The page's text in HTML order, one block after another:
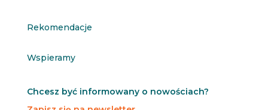
Rekomendacje
Wspieramy
Chcesz być informowany o nowościach?